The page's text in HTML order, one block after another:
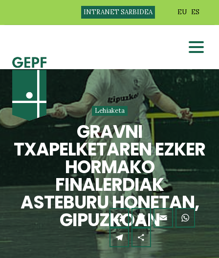
INTRANET SARBIDEA EU ES
Lehiaketa
GRAVNI
TXAPELKETAREN EZKER
HORMAKO
FINALERDIAK
ASTEBURU HONETAN,
GIPUZKOAN